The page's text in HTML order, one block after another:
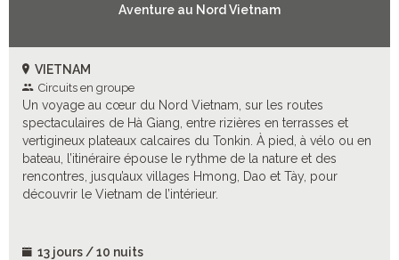
Aventure au Nord Vietnam
VIETNAM
Circuits en groupe
Un voyage au cœur du Nord Vietnam, sur les routes
spectaculaires de Hà Giang, entre rizières en terrasses et
vertigineux plateaux calcaires du Tonkin. À pied, à vélo ou en
bateau, l’itinéraire épouse le rythme de la nature et des
rencontres, jusqu’aux villages Hmong, Dao et Tày, pour
découvrir le Vietnam de l’intérieur.
13 jours / 10 nuits